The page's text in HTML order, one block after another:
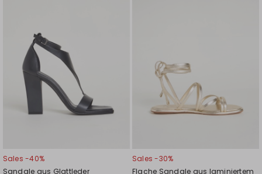
Sales -40%
Sandale aus Glattleder
Sales -30%
Flache Sandale aus laminiertem